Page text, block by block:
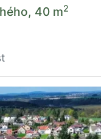
40 m2